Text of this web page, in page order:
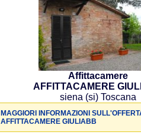
Affittacamere
AFFITTACAMERE
siena (si) Toscana
MAGGIORI INFORMAZIONI
AFFITTACAMERE GIULIABB